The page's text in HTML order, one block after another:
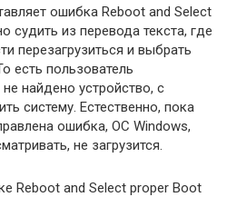
ошибка Reboot and Select
судить из перевода текста, где
перезагрузиться и выбрать
есть пользователь
найдено устройство, с
систему. Естественно, пока
ошибка, ОС Windows,
не загрузится.
Reboot and Select proper Boot